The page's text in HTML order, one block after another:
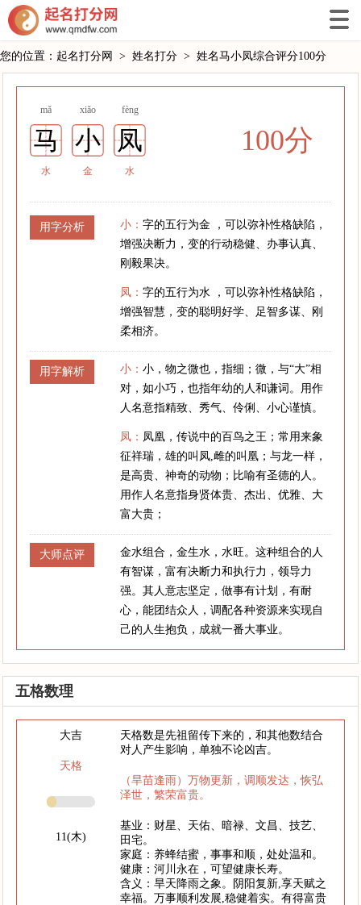
您的位置： 起名打分网 > 姓名打分 > 姓名马小凤综合评分100分
mǎ xiǎo fèng
马 小 凤
水 金 水
100分
用字分析 小：字的五行为金 ，可以弥补性格缺陷，
增强决断力，变的行动稳健、办事认真、
刚毅果决。
凤：字的五行为水 ，可以弥补性格缺陷，
增强智慧，变的聪明好学、足智多谋、刚
柔相济。
用字解析 小：小，物之微也，指细；微，与“大”相
对，如小巧，也指年幼的人和谦词。用作
人名意指精致、秀气、伶俐、小心谨慎。
凤： 凤凰，传说中的百鸟之王；常用来象
征祥瑞，雄的叫凤,雌的叫凰；与龙一样，
是高贵、神奇的动物；比喻有圣德的人。
用作人名意指身贤体贵、杰出、优雅、大
富大贵；
大师点评
金水组合，金生水，水旺。这种组合的人
有智谋，富有决断力和执行力，领导力
强。其人意志坚定，做事有计划，有耐
心，能团结众人，调配各种资源来实现自
己的人生抱负，成就一番大事业。
五格数理
大吉
天格
11(木)
天格数是先祖留传下来的，和其他数结合
对人产生影响，单独不论凶吉。
（旱苗逢雨）万物更新，调顺发达，恢弘
泽世，繁荣富贵。
基业：财星、天佑、暗禄、文昌、技艺、
田宅。
家庭：养蜂结蜜，事事和顺，处处温和。
健康：河川永在，可望健康长寿。
含义：旱天降雨之象。阴阳复新,享天赋之
幸福。万事顺利发展,稳健着实。有得富贵